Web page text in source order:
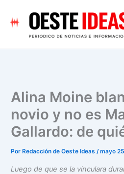
contenido
Alina Moine
novio y no es
Gallardo: de
Por Redacción de Oeste Ideas/mayo
Luego de que se la vinculara